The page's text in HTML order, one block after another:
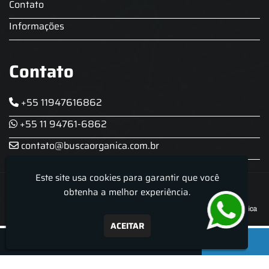
Contato
Informações
Contato
+55 11947616862
+55 11 94761-6862
contato@buscaorganica.com.br
Roda do Chopp - Aluguel De Chopeira
Este site usa cookies para garantir que você
obtenha a melhor experiência.
ACEITAR